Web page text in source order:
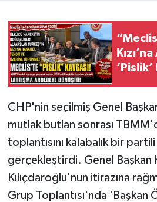
CHP'nin seçilmiş Genel
mutlak butlan sonrası
toplantısını kalabalık bir
gerçekleştirdi. Genel Başkan
Kılıçdaroğlu'nun itirazına
Grup Toplantısı'nda 'Başkan